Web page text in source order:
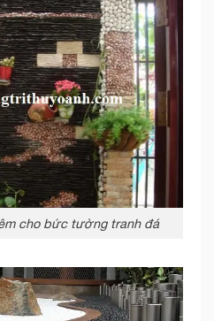
cho bức tường tranh đá